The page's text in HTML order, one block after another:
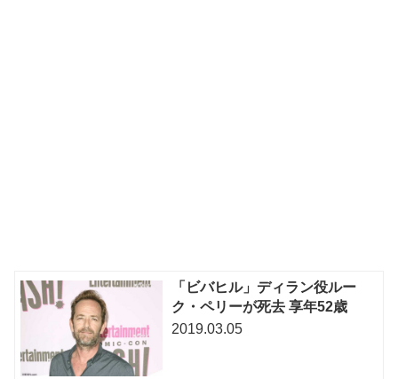
「ビバヒル」ディラン役ルー
ク・ペリーが死去 享年52歳
2019.03.05